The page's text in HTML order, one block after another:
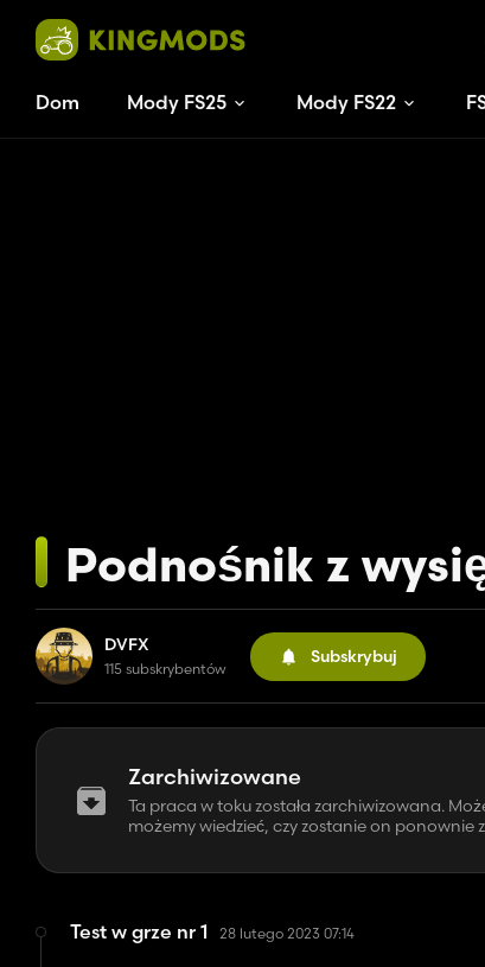
Dom Mody FS25 Mody FS22
Podnośnik z
DVFX
115 subskrybentów
Subskrybuj
Zarchiwizowane
Ta praca w toku została zarchiwizowana.
możemy wiedzieć, czy zostanie on ponownie
Test w grze nr 1 28 lutego 2023 07:14